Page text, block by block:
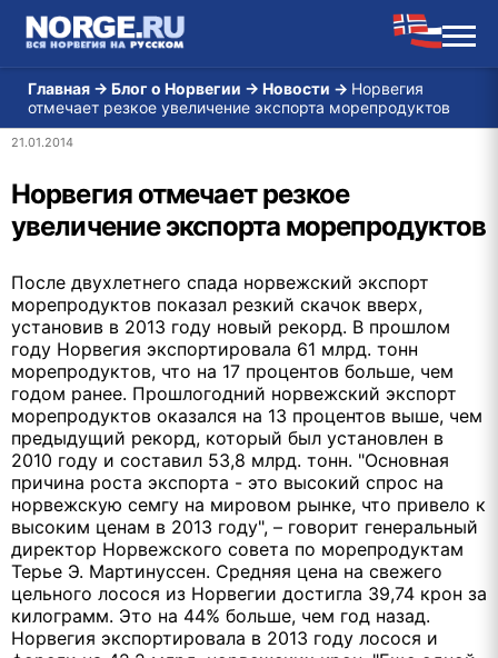
Главная → Блог о Норвегии → Новости → Норвегия
отмечает резкое увеличение экспорта морепродуктов
21.01.2014
Норвегия отмечает резкое
увеличение экспорта морепродуктов
После двухлетнего спада норвежский экспорт
морепродуктов показал резкий скачок вверх,
установив в 2013 году новый рекорд. В прошлом
году Норвегия экспортировала 61 млрд. тонн
морепродуктов, что на 17 процентов больше, чем
годом ранее. Прошлогодний норвежский экспорт
морепродуктов оказался на 13 процентов выше, чем
предыдущий рекорд, который был установлен в
2010 году и составил 53,8 млрд. тонн. "Основная
причина роста экспорта - это высокий спрос на
норвежскую семгу на мировом рынке, что привело к
высоким ценам в 2013 году", – говорит генеральный
директор Норвежского совета по морепродуктам
Терье Э. Мартинуссен. Средняя цена на свежего
цельного лосося из Норвегии достигла 39,74 крон за
килограмм. Это на 44% больше, чем год назад.
Норвегия экспортировала в 2013 году лосося и